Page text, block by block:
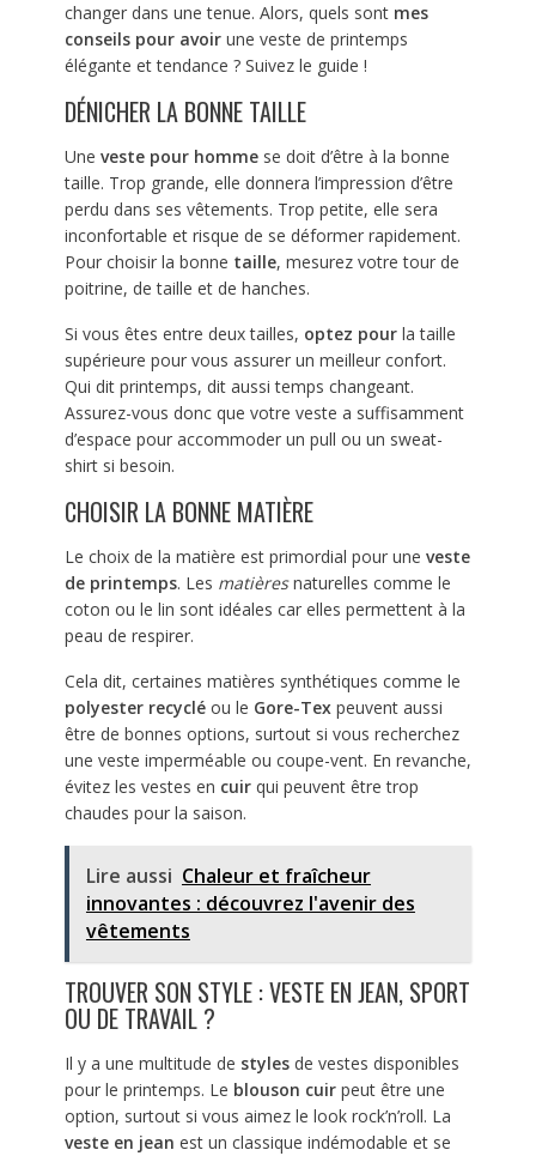
changer dans une tenue. Alors, quels sont mes
conseils pour avoirune veste de printemps
élégante et tendance ? Suivez le guide !
DÉNICHER LA BONNE TAILLE
Une veste pour hommese doit d’être à la bonne
taille. Trop grande, elle donnera l’impression d’être
perdu dans ses vêtements. Trop petite, elle sera
inconfortable et risque de se déformer rapidement.
Pour choisir la bonne taille, mesurez votre tour de
poitrine, de taille et de hanches.
Si vous êtes entre deux tailles, optez pourla taille
supérieure pour vous assurer un meilleur confort.
Qui dit printemps, dit aussi temps changeant.
Assurez-vous donc que votre veste a suffisamment
d’espace pour accommoder un pull ou un sweat-
shirt si besoin.
CHOISIR LA BONNE MATIÈRE
Le choix de la matière est primordial pour une veste
de printemps. Les matièresnaturelles comme le
coton ou le lin sont idéales car elles permettent à la
peau de respirer.
Cela dit, certaines matières synthétiques comme le
polyester recycléou le Gore-Texpeuvent aussi
être de bonnes options, surtout si vous recherchez
une veste imperméable ou coupe-vent. En revanche,
évitez les vestes en cuirqui peuvent être trop
chaudes pour la saison.
Lire aussi Chaleur et fraîcheur
innovantes : découvrez l'avenir des
vêtements
TROUVER SON STYLE : VESTE EN JEAN, SPORT
OU DE TRAVAIL ?
Il y a une multitude de stylesde vestes disponibles
pour le printemps. Le blouson cuirpeut être une
option, surtout si vous aimez le look rock’n’roll. La
veste en jean est un classique indémodable et se